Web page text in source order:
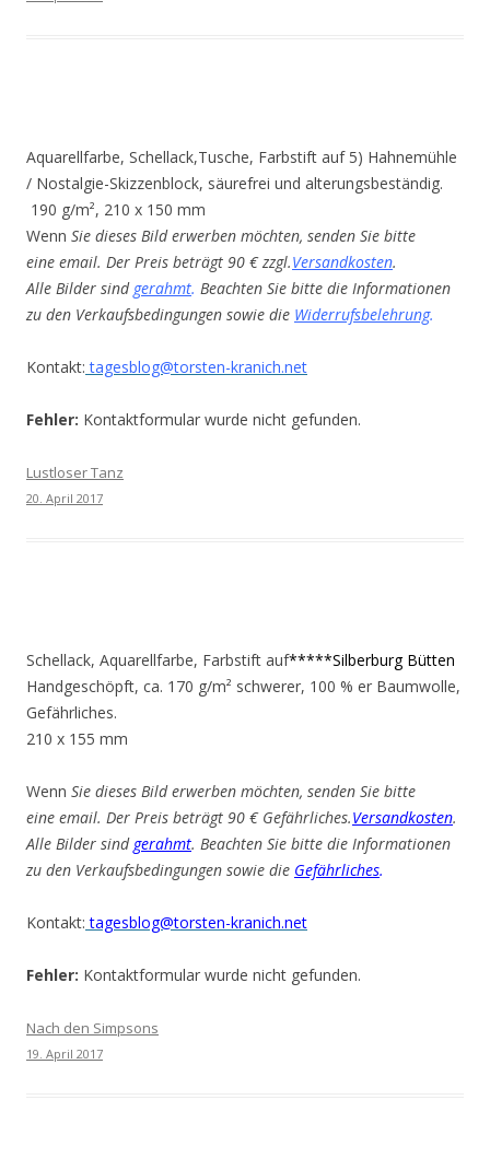
Aquarellfarbe, Schellack,Tusche, Farbstift auf 5) Hahnemühle
/ Nostalgie-Skizzenblock, säurefrei und alterungsbeständig.
190 g/m², 210 x 150 mm
Wenn Sie dieses Bild erwerben möchten, senden Sie bitte
eine email. Der Preis beträgt 90 € zzgl.Versandkosten.
Alle Bilder sind gerahmt. Beachten Sie bitte die Informationen
zu den Verkaufsbedingungen sowie die Widerrufsbelehrung.
Kontakt: tagesblog@torsten-kranich.net
Fehler: Kontaktformular wurde nicht gefunden.
Lustloser Tanz
20. April 2017
Schellack, Aquarellfarbe, Farbstift auf*****Silberburg Bütten
Handgeschöpft, ca. 170 g/m² schwerer, 100 % er Baumwolle,
Gefährliches.
210 x 155 mm
Wenn Sie dieses Bild erwerben möchten, senden Sie bitte
eine email. Der Preis beträgt 90 € Gefährliches.Versandkosten.
Alle Bilder sind gerahmt. Beachten Sie bitte die Informationen
zu den Verkaufsbedingungen sowie die Gefährliches.
Kontakt: tagesblog@torsten-kranich.net
Fehler: Kontaktformular wurde nicht gefunden.
Nach den Simpsons
19. April 2017